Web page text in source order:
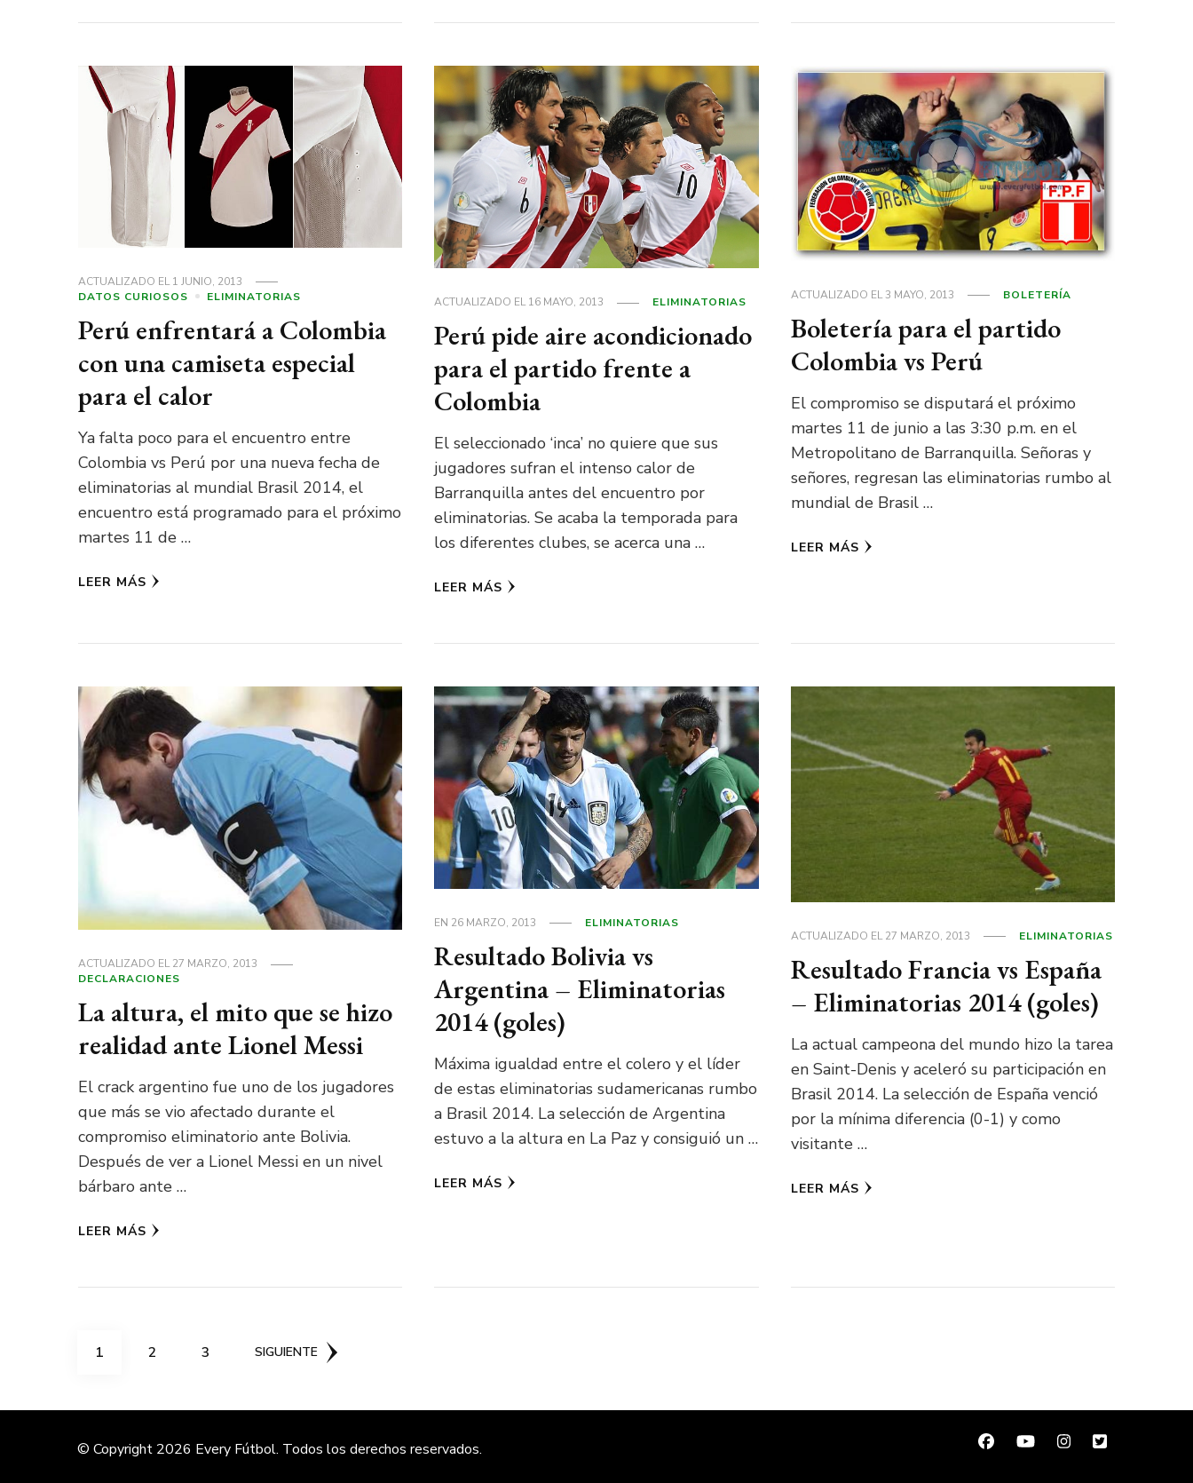
ACTUALIZADO EL1 JUNIO, 2013
DATOS CURIOSOS
ELIMINATORIAS
Perú enfrentará a Colombia
con una camiseta especial
para el calor
Ya falta poco para el encuentro entre
Colombia vs Perú por una nueva fecha de
eliminatorias al mundial Brasil 2014, el
encuentro está programado para el próximo
martes 11 de …
LEER MÁS
ACTUALIZADO EL16 MAYO, 2013 ELIMINATORIAS
Perú pide aire acondicionado
para el partido frente a
Colombia
El seleccionado ‘inca’ no quiere que sus
jugadores sufran el intenso calor de
Barranquilla antes del encuentro por
eliminatorias. Se acaba la temporada para
los diferentes clubes, se acerca una …
LEER MÁS
ACTUALIZADO EL3 MAYO, 2013 BOLETERÍA
Boletería para el partido
Colombia vs Perú
El compromiso se disputará el próximo
martes 11 de junio a las 3:30 p.m. en el
Metropolitano de Barranquilla. Señoras y
señores, regresan las eliminatorias rumbo al
mundial de Brasil …
LEER MÁS
ACTUALIZADO EL27 MARZO, 2013
DECLARACIONES
La altura, el mito que se hizo
realidad ante Lionel Messi
El crack argentino fue uno de los jugadores
que más se vio afectado durante el
compromiso eliminatorio ante Bolivia.
Después de ver a Lionel Messi en un nivel
bárbaro ante …
LEER MÁS
EN 26 MARZO, 2013 ELIMINATORIAS
Resultado Bolivia vs
Argentina – Eliminatorias
2014 (goles)
Máxima igualdad entre el colero y el líder
de estas eliminatorias sudamericanas rumbo
a Brasil 2014. La selección de Argentina
estuvo a la altura en La Paz y consiguió un …
LEER MÁS
ACTUALIZADO EL27 MARZO, 2013 ELIMINATORIAS
Resultado Francia vs España
– Eliminatorias 2014 (goles)
La actual campeona del mundo hizo la tarea
en Saint-Denis y aceleró su participación en
Brasil 2014. La selección de España venció
por la mínima diferencia (0-1) y como
visitante …
LEER MÁS
Paginación
entradas
PÁGINA
1 PÁGINA
2 PÁGINA
3 SIGUIENTE
© Copyright 2026 Every Fútbol. Todos los derechos reservados.